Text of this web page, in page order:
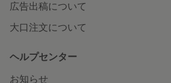
広告出稿について
大口注文について
ヘルプセンター
お知らせ